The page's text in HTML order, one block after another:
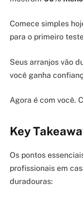
Comece simples
para o primeiro
Seus arranjos vão
você ganha
Agora é com você.
Key
Os pontos
profissionais em
duradouras: